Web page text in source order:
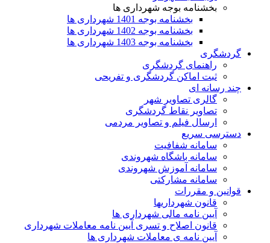
بخشنامه بوجه شهرداری ها
بخشنامه بوجه 1401 شهرداری ها
بخشنامه بوجه 1402 شهرداری ها
بخشنامه بوجه 1403 شهرداری ها
گردشگری
راهنمای گردشگری
ثبت اماکن گردشگری و تفریحی
چند رسانه ای
گالری تصاویر شهر
تصاویر نقاط گردشگری
ارسال فیلم و تصاویر مردمی
دسترسی سریع
سامانه شفافیت
سامانه باشگاه شهروندی
سامانه آموزش شهروندی
سامانه مشارکتی
قوانین و مقررات
قانون شهرداریها
آیین نامه مالی شهرداری ها
قانون اصلاح و تسری آیین نامه معاملات شهرداری
آیین نامه ی معاملات شهرداری ها